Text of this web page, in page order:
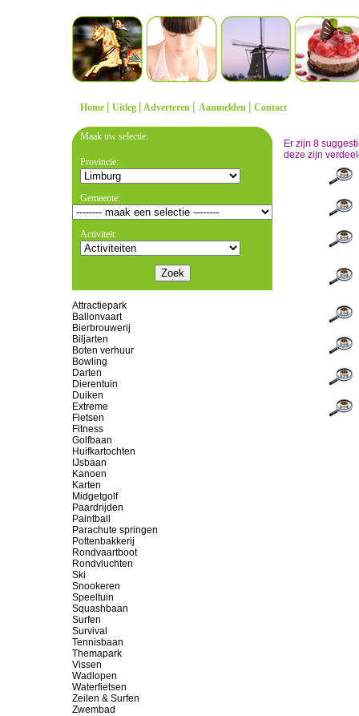
Home | Uitleg | Adverteren | Aanmelden | Contact
Maak uw selectie:
Provincie:
Gemeente:
Activiteit:
Attractiepark
Ballonvaart
Bierbrouwerij
Biljarten
Boten verhuur
Bowling
Darten
Dierentuin
Duiken
Extreme
Fietsen
Fitness
Golfbaan
Huifkartochten
IJsbaan
Kanoen
Karten
Midgetgolf
Paardrijden
Paintball
Parachute springen
Pottenbakkerij
Rondvaartboot
Rondvluchten
Ski
Snookeren
Speeltuin
Squashbaan
Surfen
Survival
Tennisbaan
Themapark
Vissen
Wadlopen
Waterfietsen
Zeilen & Surfen
Zwembad
Er zijn 8
deze zijn